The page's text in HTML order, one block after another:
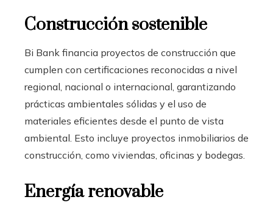
Construcción sostenible
Bi Bank financia proyectos de construcción que
cumplen con certificaciones reconocidas a nivel
regional, nacional o internacional, garantizando
prácticas ambientales sólidas y el uso de
materiales eficientes desde el punto de vista
ambiental. Esto incluye proyectos inmobiliarios de
construcción, como viviendas, oficinas y bodegas.
Energía renovable